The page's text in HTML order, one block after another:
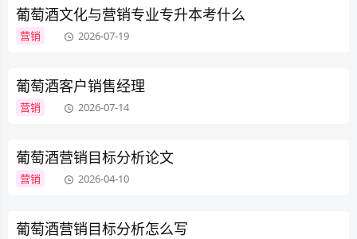
葡萄酒文化与营销专业专升本考什么
营销 2026-07-19
葡萄酒客户销售经理
营销 2026-07-14
葡萄酒营销目标分析论文
营销 2026-04-10
葡萄酒营销目标分析怎么写